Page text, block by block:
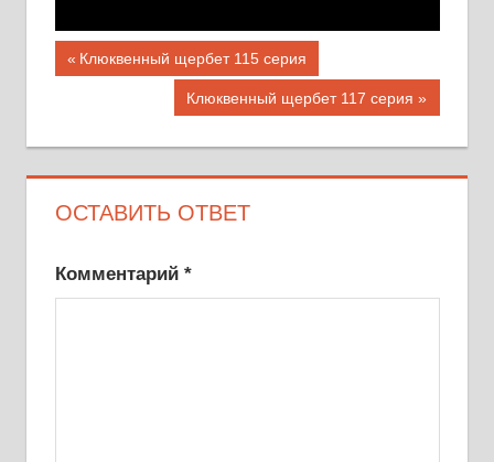
Навигация
записям
Предыдущая
Клюквенный щербет 115 серия
Следующая
Клюквенный щербет 117 серия
ОСТАВИТЬ ОТВЕТ
Комментарий *